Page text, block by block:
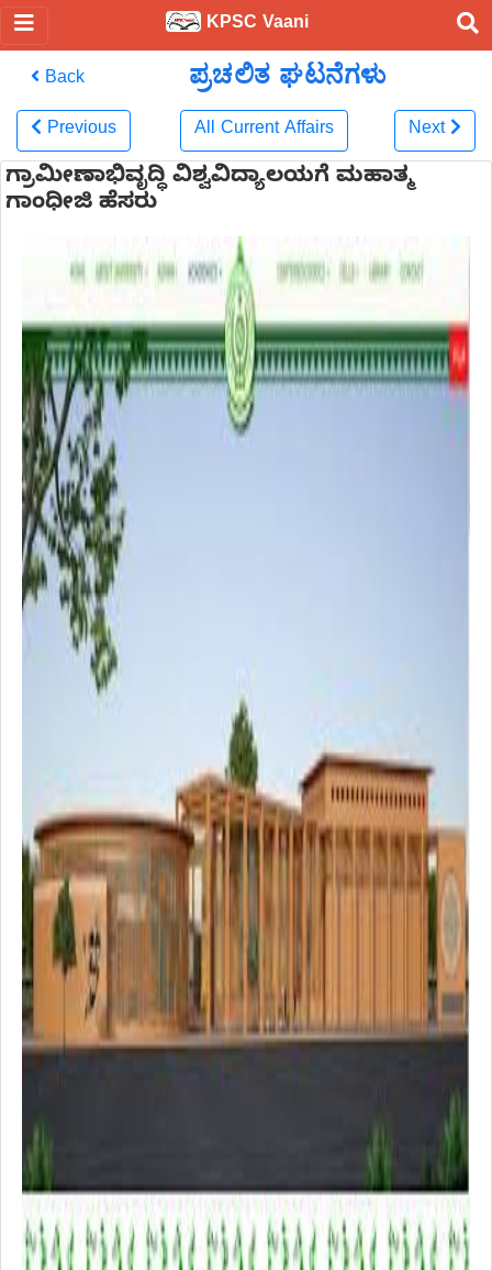
KPSC Vaani
Back ಪ್ರಚಲಿತ ಘಟನೆಗಳು
Previous All Current Affairs Next
ಗ್ರಾಮೀಣಾಭಿವೃದ್ಧಿ ವಿಶ್ವವಿದ್ಯಾಲಯಗೆ ಮಹಾತ್ಮ
ಗಾಂಧೀಜಿ ಹೆಸರು